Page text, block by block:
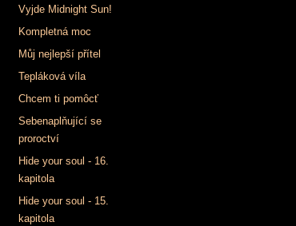
Vyjde Midnight Sun!
Kompletná moc
Můj nejlepší přítel
Tepláková víla
Chcem ti pomôcť
Sebenaplňující se
proroctví
Hide your soul - 16.
kapitola
Hide your soul - 15.
kapitola